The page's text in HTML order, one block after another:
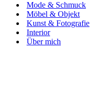
Mode & Schmuck
Möbel & Objekt
Kunst & Fotografie
Interior
Über mich